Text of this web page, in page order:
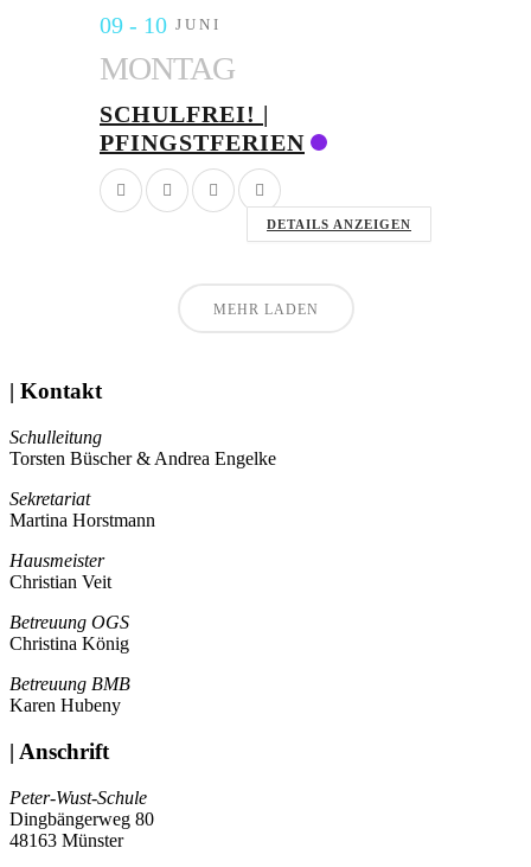
09 - 10 JUNI
MONTAG
SCHULFREI! |
PFINGSTFERIEN
DETAILS ANZEIGEN
MEHR LADEN
| Kontakt
Schulleitung
Torsten Büscher & Andrea Engelke
Sekretariat
Martina Horstmann
Hausmeister
Christian Veit
Betreuung OGS
Christina König
Betreuung BMB
Karen Hubeny
| Anschrift
Peter-Wust-Schule
Dingbängerweg 80
48163 Münster